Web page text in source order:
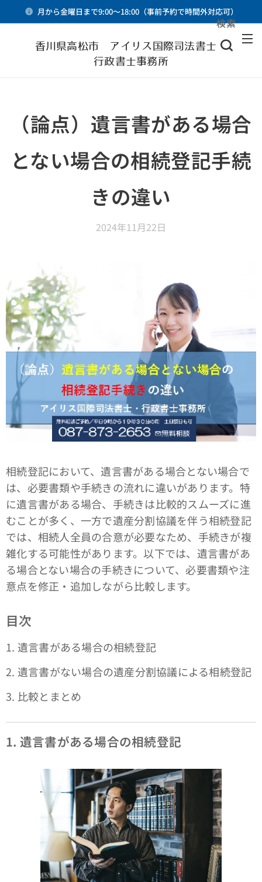
月から金曜日まで9:00～18:00（事前予約で時間外対応可）
香川県高松市 アイリス国際司法書士・
行政書士事務所
検索
（論点）遺言書がある場合
とない場合の相続登記手続
きの違い
2024年11月22日
相続登記において、遺言書がある場合とない場合で
は、必要書類や手続きの流れに違いがあります。特
に遺言書がある場合、手続きは比較的スムーズに進
むことが多く、一方で遺産分割協議を伴う相続登記
では、相続人全員の合意が必要なため、手続きが複
雑化する可能性があります。以下では、遺言書があ
る場合とない場合の手続きについて、必要書類や注
意点を修正・追加しながら比較します。
目次
1. 遺言書がある場合の相続登記
2. 遺言書がない場合の遺産分割協議による相続登記
3. 比較とまとめ
1. 遺言書がある場合の相続登記